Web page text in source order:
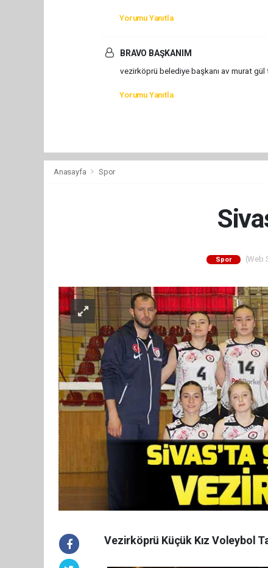
Yorumu Yanıtla
BRAVO BAŞKANIM
vezirköprü belediye başkanı av murat gül
Yorumu Yanıtla
Anasayfa Spor
Spor (Web
Vezirköprü Küçük Kız Voleybol